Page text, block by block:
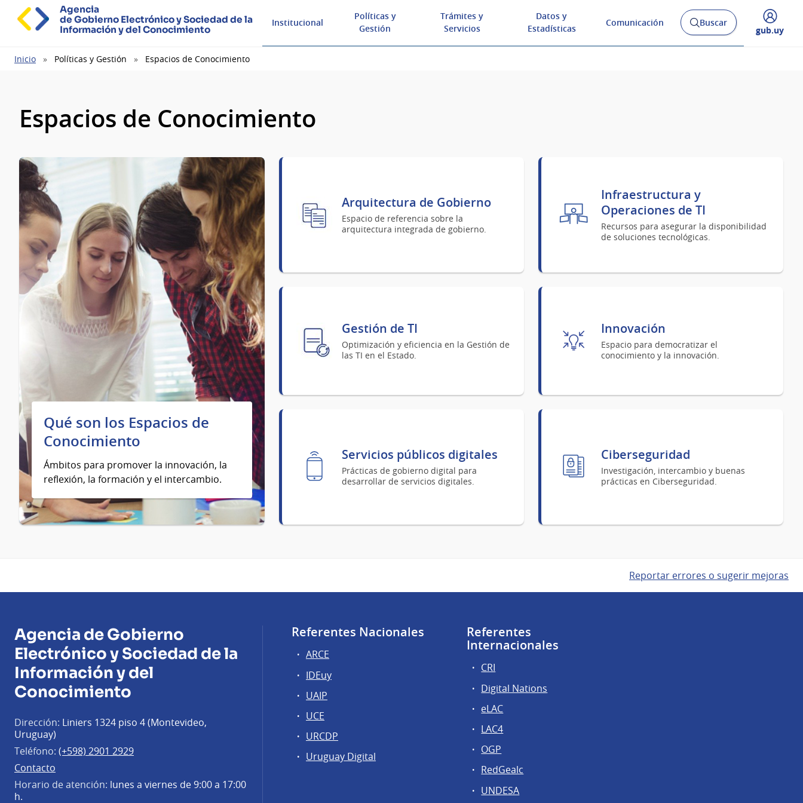
Agencia
de Gobierno Electrónico y Sociedad de la
Información y del Conocimiento
Institucional
Políticas y
Gestión
Trámites y
Servicios
Datos y
Estadísticas
Comunicación
AbrirBuscar
Desplegar
gub.uy
Ruta
Inicio Políticas y Gestión Espacios de Conocimiento
Espacios de Conocimiento
Qué son los Espacios de
Conocimiento
Ámbitos para promover la innovación, la
reflexión, la formación y el intercambio.
Arquitectura de Gobierno
Espacio de referencia sobre la
arquitectura integrada de gobierno.
Gestión de TI
Optimización y eficiencia en la Gestión de
las TI en el Estado.
Servicios públicos digitales
Prácticas de gobierno digital para
desarrollar de servicios digitales.
Infraestructura y
Operaciones de TI
Recursos para asegurar la disponibilidad
de soluciones tecnológicas.
Innovación
Espacio para democratizar el
conocimiento y la innovación.
Ciberseguridad
Investigación, intercambio y buenas
prácticas en Ciberseguridad.
Reportar errores o sugerir mejoras
Agencia de Gobierno
Electrónico y Sociedad de la
Información y del
Conocimiento
Dirección: Liniers 1324 piso 4 (Montevideo,
Uruguay)
Teléfono: (+598) 2901 2929
Contacto
Horario de atención: lunes a viernes de 9:00 a 17:00
h.
Referentes Nacionales
ARCE
IDEuy
UAIP
UCE
URCDP
Uruguay Digital
Referentes
Internacionales
CRI
Digital Nations
eLAC
LAC4
OGP
RedGealc
UNDESA